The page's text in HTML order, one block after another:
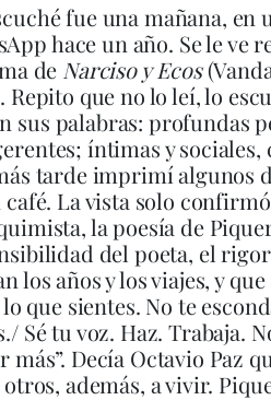
fue una mañana, en
hace un año. Se le ve
de Narciso y Ecos
que no lo leí, lo
sus palabras: profundas
íntimas y sociales,
tarde imprimí algunos
La vista solo
la poesía de
del poeta, el
los años y los viajes, y
que sientes. No te
Sé tu voz. Haz. Trabaja.
Decía Octavio Paz
además, a vivir.